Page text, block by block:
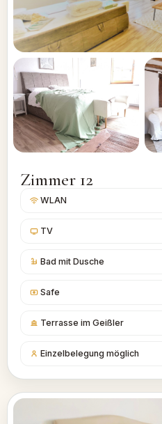
Zimmer 12
WLAN
TV
Bad mit Dusche
Safe
Terrasse im Geißler
Einzelbelegung möglich